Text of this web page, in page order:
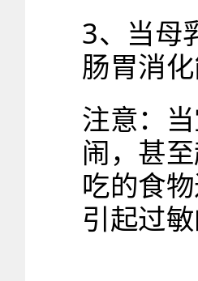
3、当母
肠胃消
注意：
闹，甚
吃的食
引起过